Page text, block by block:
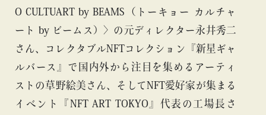
O CULTUART by BEAMS（トーキョー カルチャ
ート by ビームス）〉の元ディレクター永井秀二
さん、コレクタブルNFTコレクション『新星ギャ
ルバース』で国内外から注目を集めるアーティ
ストの草野絵美さん、そしてNFT愛好家が集まる
イベント『NFT ART TOKYO』代表の工場長さ